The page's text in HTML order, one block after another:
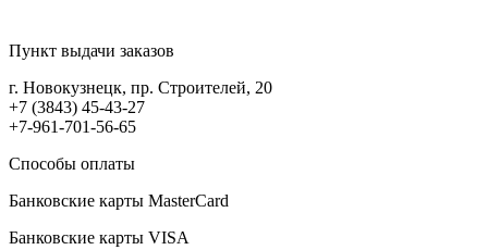
Пункт выдачи заказов
г. Новокузнецк, пр. Строителей, 20
+7 (3843) 45-43-27
+7-961-701-56-65
Способы оплаты
Банковские карты MasterCard
Банковские карты VISA